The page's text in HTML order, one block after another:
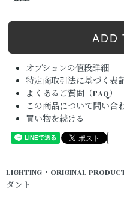
オプションの値段詳細
特定商取引法に基づく表
よくあるご質問（FAQ）
この商品について問い合
買い物を続ける
LIGHTING・ORIGINAL
ダント